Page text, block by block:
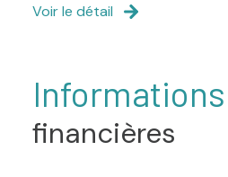
Voir le détail
Informations
financières